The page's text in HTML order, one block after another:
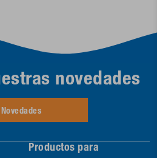
Productos para
novedades
Novedades